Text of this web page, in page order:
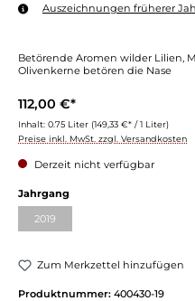
Auszeichnungen früherer
Betörende Aromen wilder Lilien,
Olivenkerne betören die Nase
112,00 €*
Inhalt: 0.75 Liter (149,33 €* / 1 Liter)
Preise inkl. MwSt. zzgl. Versandkosten
Derzeit nicht verfügbar
Jahrgang
2019(Diese Option ist zurzeit nicht
Zum Merkzettel hinzufügen
Produktnummer: 400430-19